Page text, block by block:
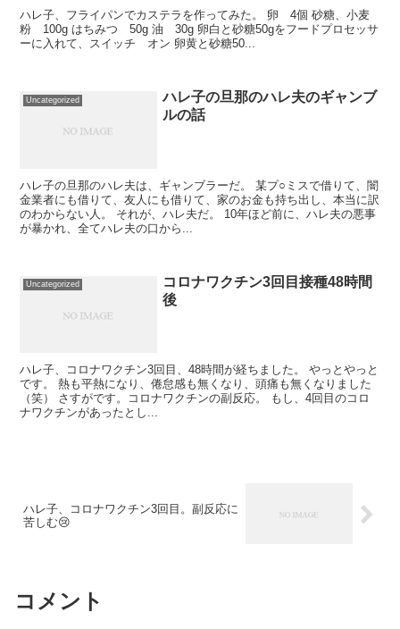
ハレ子、フライパンでカステラを作ってみた。 卵 4個 砂糖、小麦
粉 100g はちみつ 50g 油 30g 卵白と砂糖50gをフードプロセッサ
ーに入れて、スイッチ オン 卵黄と砂糖50...
Uncategorized
ハレ子の旦那のハレ夫のギャンブ
ルの話
ハレ子の旦那のハレ夫は、ギャンブラーだ。 某プ○ミスで借りて、闇
金業者にも借りて、友人にも借りて、家のお金も持ち出し、本当に訳
のわからない人。 それが、ハレ夫だ。 10年ほど前に、ハレ夫の悪事
が暴かれ、全てハレ夫の口から...
Uncategorized
コロナワクチン3回目接種48時間
後
ハレ子、コロナワクチン3回目、48時間が経ちました。 やっとやっと
です。 熱も平熱になり、倦怠感も無くなり、頭痛も無くなりました
（笑） さすがです。コロナワクチンの副反応。 もし、4回目のコロ
ナワクチンがあったとし...
ハレ子、コロナワクチン3回目。副反応に
苦しむ😢
コメント